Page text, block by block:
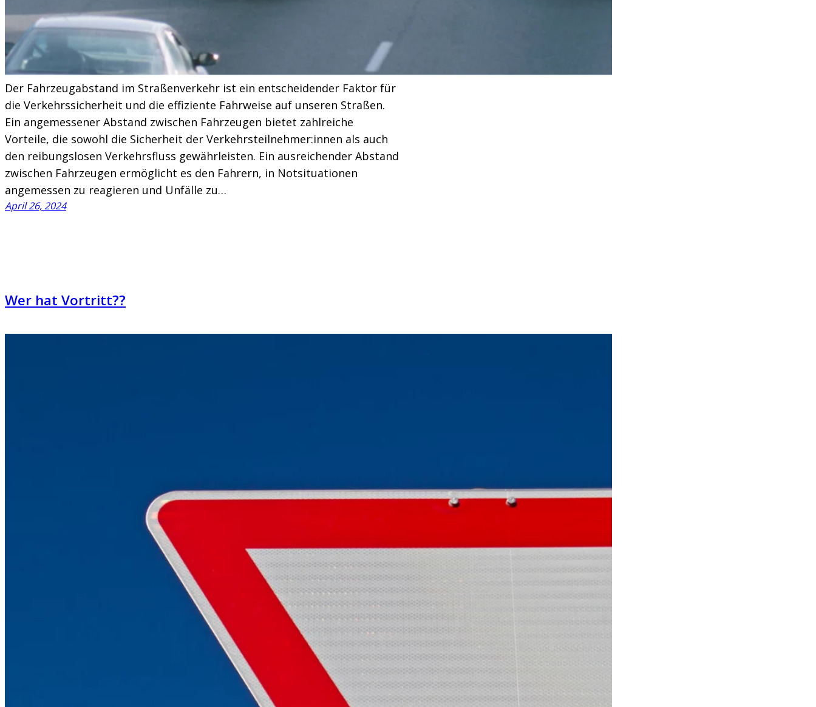
Der Fahrzeugabstand im Straßenverkehr ist ein entscheidender Faktor für
die Verkehrssicherheit und die effiziente Fahrweise auf unseren Straßen.
Ein angemessener Abstand zwischen Fahrzeugen bietet zahlreiche
Vorteile, die sowohl die Sicherheit der Verkehrsteilnehmer:innen als auch
den reibungslosen Verkehrsfluss gewährleisten. Ein ausreichender Abstand
zwischen Fahrzeugen ermöglicht es den Fahrern, in Notsituationen
angemessen zu reagieren und Unfälle zu…
April 26, 2024
Wer hat Vortritt??